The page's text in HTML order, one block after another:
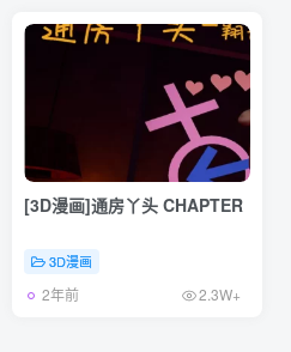
[3D漫画]通房丫头 CHAPTER
3D漫画
2年前 2.3W+